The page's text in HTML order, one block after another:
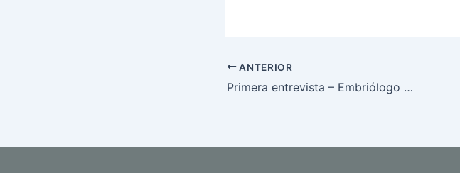
ANTERIOR
Primera entrevista – Embriólogo Jorge Amerena